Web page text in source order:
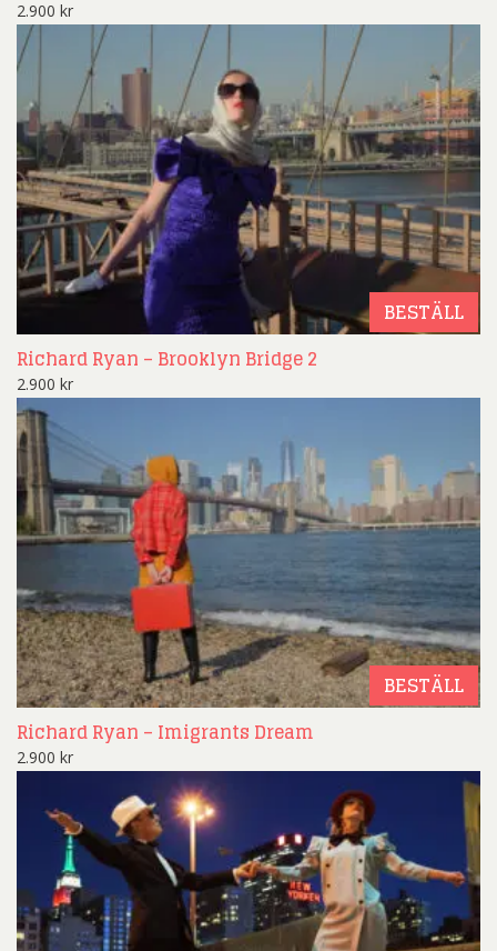
2.900 kr
BESTÄLL
Richard Ryan – Brooklyn Bridge 2
2.900 kr
BESTÄLL
Richard Ryan – Imigrants Dream
2.900 kr